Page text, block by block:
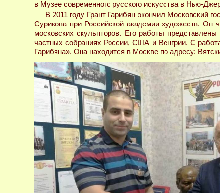
в Музее современного русского искусства в Нью-
В 2011 году Грант Гарибян окончил Московский
Сурикова при Российской академии художеств. Он
московских скульпторов. Его работы
частных собраниях России, США и Венгрии. С
Гарибяна». Она находится в Москве по адресу: